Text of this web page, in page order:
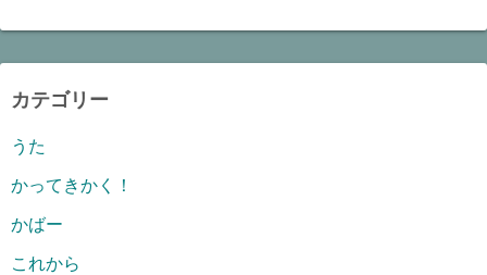
カテゴリー
うた
かってきかく！
かばー
これから